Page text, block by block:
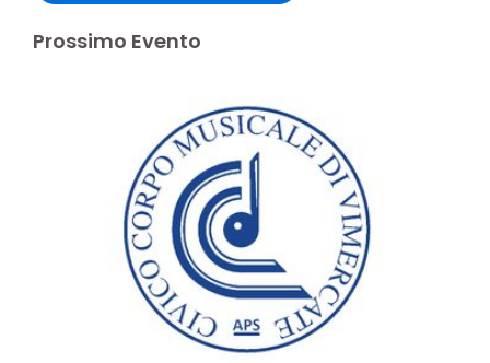
Prossimo Evento